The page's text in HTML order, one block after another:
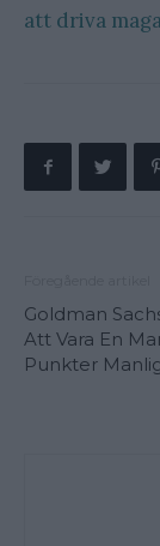
att driva
Goldman
Att Vara En
Punkter